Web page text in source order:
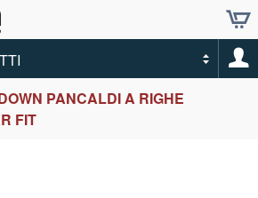
PANCALDI A RIGHE
FIT